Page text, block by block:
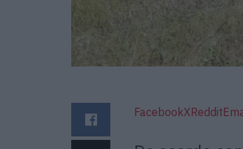
FacebookXReddit